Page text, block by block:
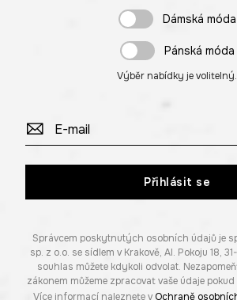
Dámská móda
Pánská móda
Výběr nabídky je volitelný.
Přihlásit se
Správcem poskytnutých osobních údajů je
sp. z o.o. se sídlem v Krakově, Al. Pokoju 18,
souhlas můžete kdykoli odvolat.
zákonem můžeme zpracovat vaše údaje
Více informací naleznete v Ochraně